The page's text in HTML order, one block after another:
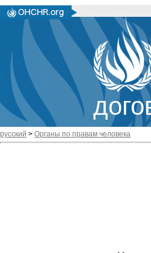
русский > Органы по правам человека